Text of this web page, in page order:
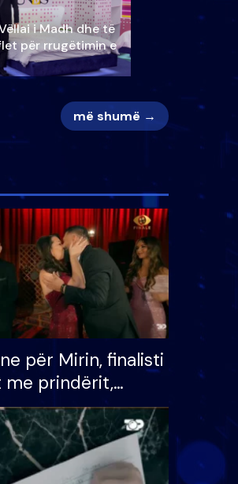
i Madh dhe të
për rrugëtimin e
më shumë →
për Mirin, finalisti
me prindërit,
bashkëshorten:
letër divorci